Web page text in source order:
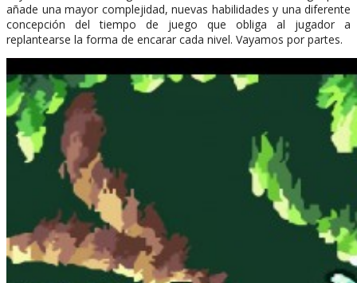
añade una mayor complejidad, nuevas habilidades y una diferente
concepción del tiempo de juego que obliga al jugador a
replantearse la forma de encarar cada nivel. Vayamos por partes.